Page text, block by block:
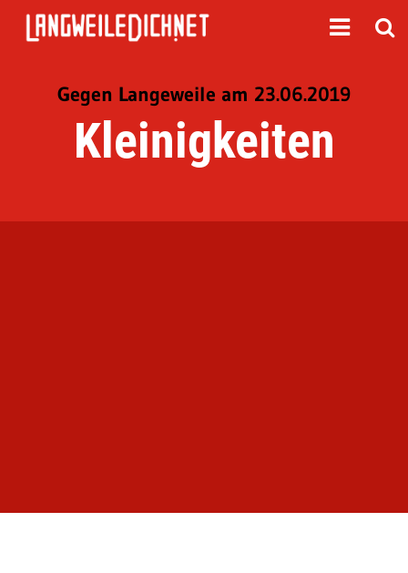
Gegen Langeweile am 23.06.2019
Kleinigkeiten